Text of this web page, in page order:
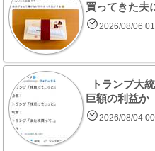
買ってきた
2026/08/06
トランプ大
巨額の利益か
2026/08/04